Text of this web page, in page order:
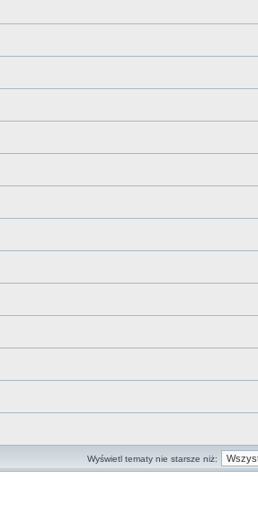
Wyświetl tematy nie starsze niż: